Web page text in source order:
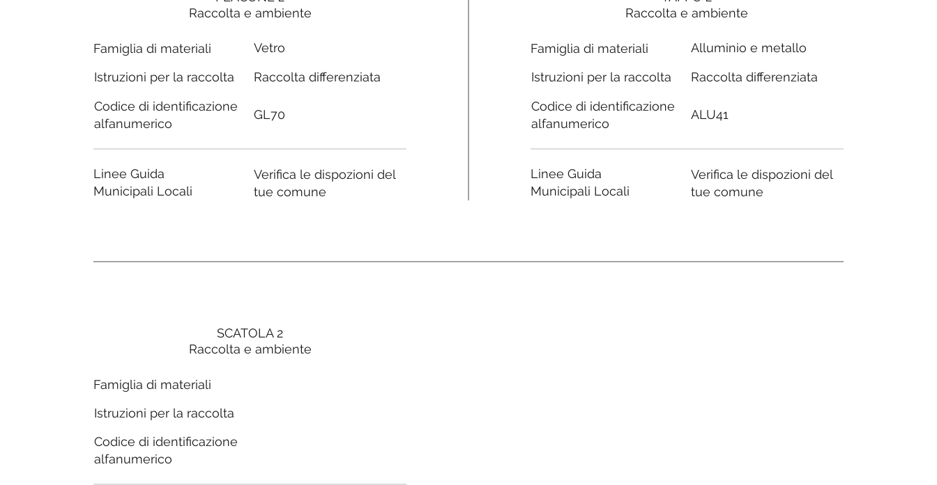
Raccolta e ambiente
Famiglia di materiali
Istruzioni per la raccolta
Codice di identificazione
alfanumerico
Linee Guida
Municipali Locali
Vetro
Raccolta differenziata
GL70
Verifica le dispozioni del
tue comune
SCATOLA 2
Raccolta e ambiente
Famiglia di materiali
Istruzioni per la raccolta
Codice di identificazione
alfanumerico
Raccolta e ambiente
Famiglia di materiali
Istruzioni per la raccolta
Codice di identificazione
alfanumerico
Linee Guida
Municipali Locali
Alluminio e metallo
Raccolta differenziata
ALU41
Verifica le dispozioni del
tue comune